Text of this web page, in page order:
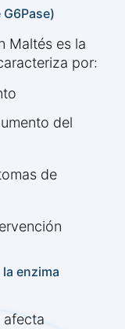
Maltés es la
por:
del
de
enzima
afecta